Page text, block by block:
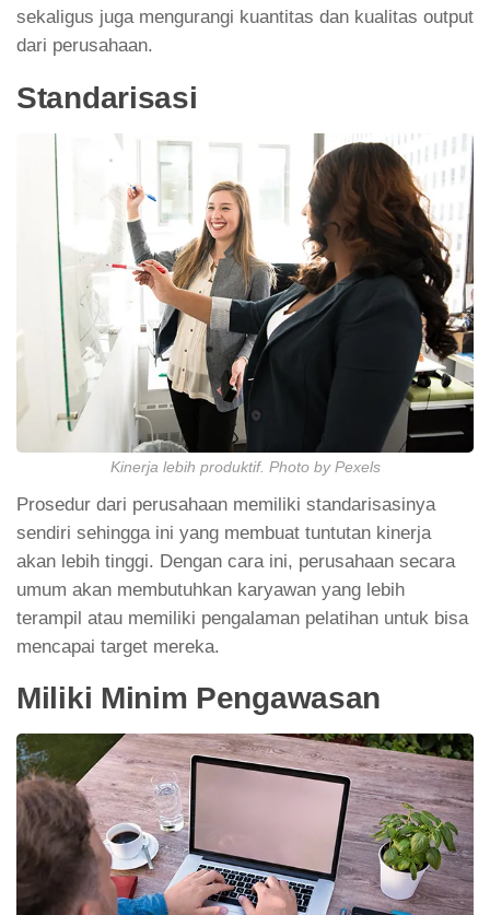
sekaligus juga mengurangi kuantitas dan kualitas output
dari perusahaan.
Standarisasi
Kinerja lebih produktif. Photo by Pexels
Prosedur dari perusahaan memiliki standarisasinya
sendiri sehingga ini yang membuat tuntutan kinerja
akan lebih tinggi. Dengan cara ini, perusahaan secara
umum akan membutuhkan karyawan yang lebih
terampil atau memiliki pengalaman pelatihan untuk bisa
mencapai target mereka.
Miliki Minim Pengawasan